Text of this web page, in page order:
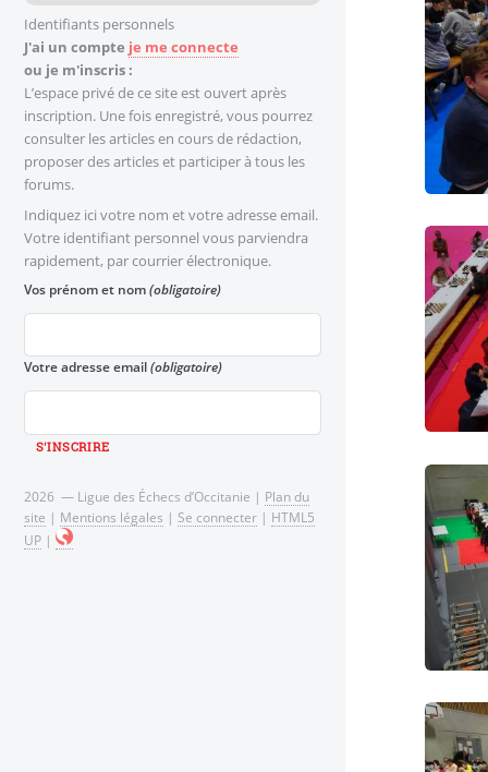
J'ai un compte je me connecte
ou je m'inscris :
L’espace privé de ce site est ouvert après
inscription. Une fois enregistré, vous pourrez
consulter les articles en cours de rédaction,
proposer des articles et participer à tous les
forums.
Identifiants personnels
Indiquez ici votre nom et votre adresse email.
Votre identifiant personnel vous parviendra
rapidement, par courrier électronique.
Vos prénom et nom(obligatoire)
Votre adresse email(obligatoire)
2026 — Ligue des Échecs d’Occitanie | Plan du
site | Mentions légales | Se connecter | HTML5
UP |